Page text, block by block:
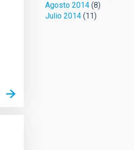
Agosto 2014(8)
Julio 2014(11)